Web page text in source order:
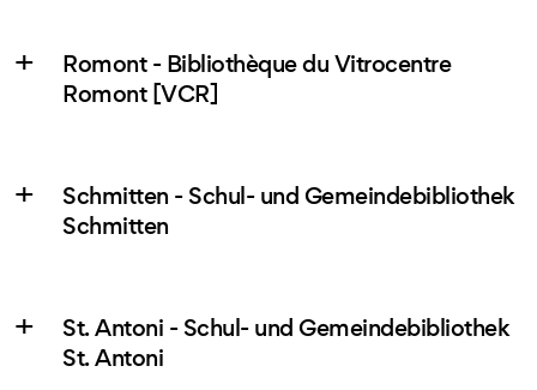
Romont - Bibliothèque du Vitrocentre
Romont [VCR]
Schmitten - Schul- und Gemeindebibliothek
Schmitten
St. Antoni - Schul- und Gemeindebibliothek
St. Antoni